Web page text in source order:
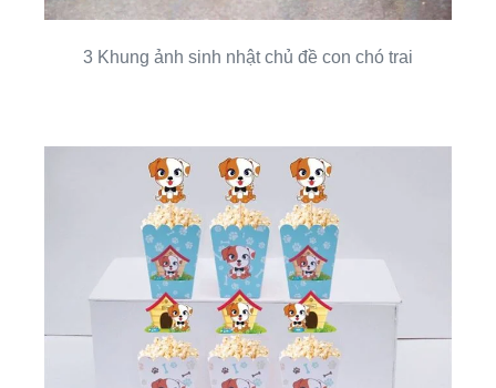
3 Khung ảnh sinh nhật chủ đề con chó trai